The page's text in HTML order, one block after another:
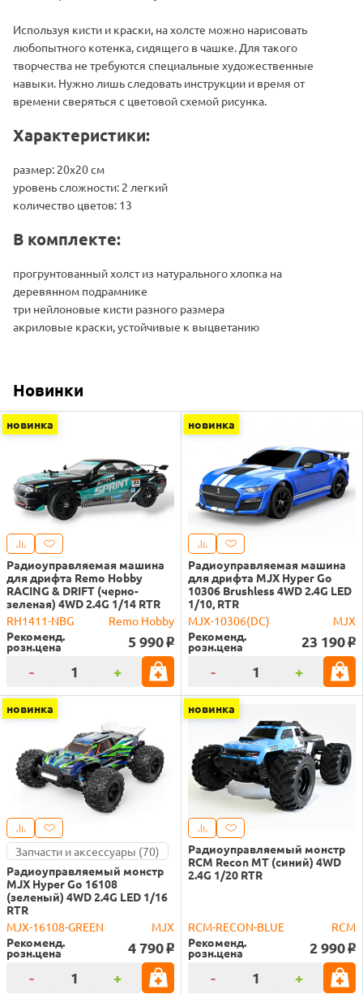
Используя кисти и краски, на холсте можно нарисовать
любопытного котенка, сидящего в чашке. Для такого
творчества не требуются специальные художественные
навыки. Нужно лишь следовать инструкции и время от
времени сверяться с цветовой схемой рисунка.
Характеристики:
размер: 20х20 см
уровень сложности: 2 легкий
количество цветов: 13
В комплекте:
прогрунтованный холст из натурального хлопка на
деревянном подрамнике
три нейлоновые кисти разного размера
акриловые краски, устойчивые к выцветанию
Новинки
новинка
Радиоуправляемая машина
для дрифта Remo Hobby
RACING & DRIFT (черно-
зеленая) 4WD 2.4G 1/14 RTR
RH1411-NBG
Remo Hobby
Рекоменд.
розн.цена 5 990 o
- +
новинка
Радиоуправляемая машина
для дрифта MJX Hyper Go
10306 Brushless 4WD 2.4G LED
1/10, RTR
MJX-10306(DC)
MJX
Рекоменд.
розн.цена 23 190 o
- +
новинка
Запчасти и аксессуары (70)
Радиоуправляемый монстр
MJX Hyper Go 16108
(зеленый) 4WD 2.4G LED 1/16
RTR
MJX-16108-GREEN
MJX
Рекоменд.
розн.цена 4 790 o
- +
новинка
Радиоуправляемый монстр
RCM Recon MT (синий) 4WD
2.4G 1/20 RTR
RCM-RECON-BLUE
RCM
Рекоменд.
розн.цена 2 990 o
- +